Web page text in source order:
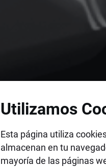
Utilizamos
Esta página utiliza
almacenan en tu
mayoría de las páginas